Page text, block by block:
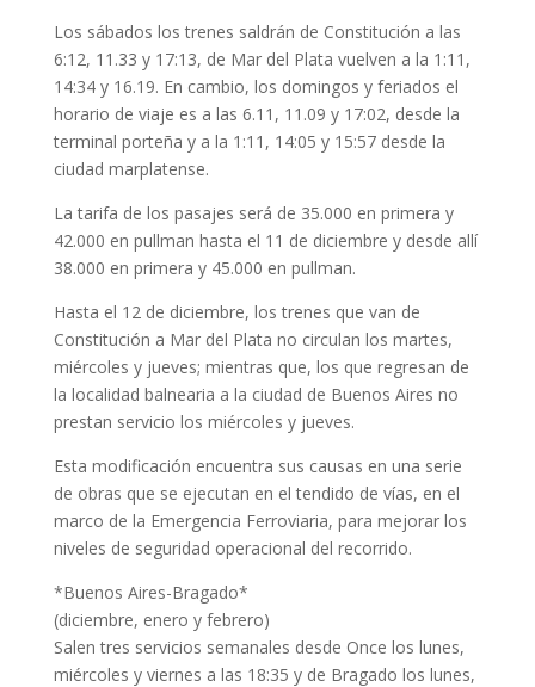
Los sábados los trenes saldrán de Constitución a las
6:12, 11.33 y 17:13, de Mar del Plata vuelven a la 1:11,
14:34 y 16.19. En cambio, los domingos y feriados el
horario de viaje es a las 6.11, 11.09 y 17:02, desde la
terminal porteña y a la 1:11, 14:05 y 15:57 desde la
ciudad marplatense.
La tarifa de los pasajes será de 35.000 en primera y
42.000 en pullman hasta el 11 de diciembre y desde allí
38.000 en primera y 45.000 en pullman.
Hasta el 12 de diciembre, los trenes que van de
Constitución a Mar del Plata no circulan los martes,
miércoles y jueves; mientras que, los que regresan de
la localidad balnearia a la ciudad de Buenos Aires no
prestan servicio los miércoles y jueves.
Esta modificación encuentra sus causas en una serie
de obras que se ejecutan en el tendido de vías, en el
marco de la Emergencia Ferroviaria, para mejorar los
niveles de seguridad operacional del recorrido.
*Buenos Aires-Bragado*
(diciembre, enero y febrero)
Salen tres servicios semanales desde Once los lunes,
miércoles y viernes a las 18:35 y de Bragado los lunes,